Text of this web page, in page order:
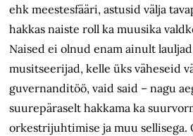
ehk meestesfääri, astusid välja
hakkas naiste roll ka muusika
Naised ei olnud enam ainult
musitseerijad, kelle üks väheseid
guvernanditöö, vaid said – nagu
suurepäraselt hakkama ka
orkestrijuhtimise ja muu